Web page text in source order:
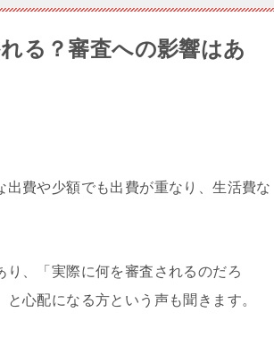
る？審査への影響はあ
費や少額でも出費が重なり、生活費な
、「実際に何を審査されるのだろ
心配になる方という声も聞きます。